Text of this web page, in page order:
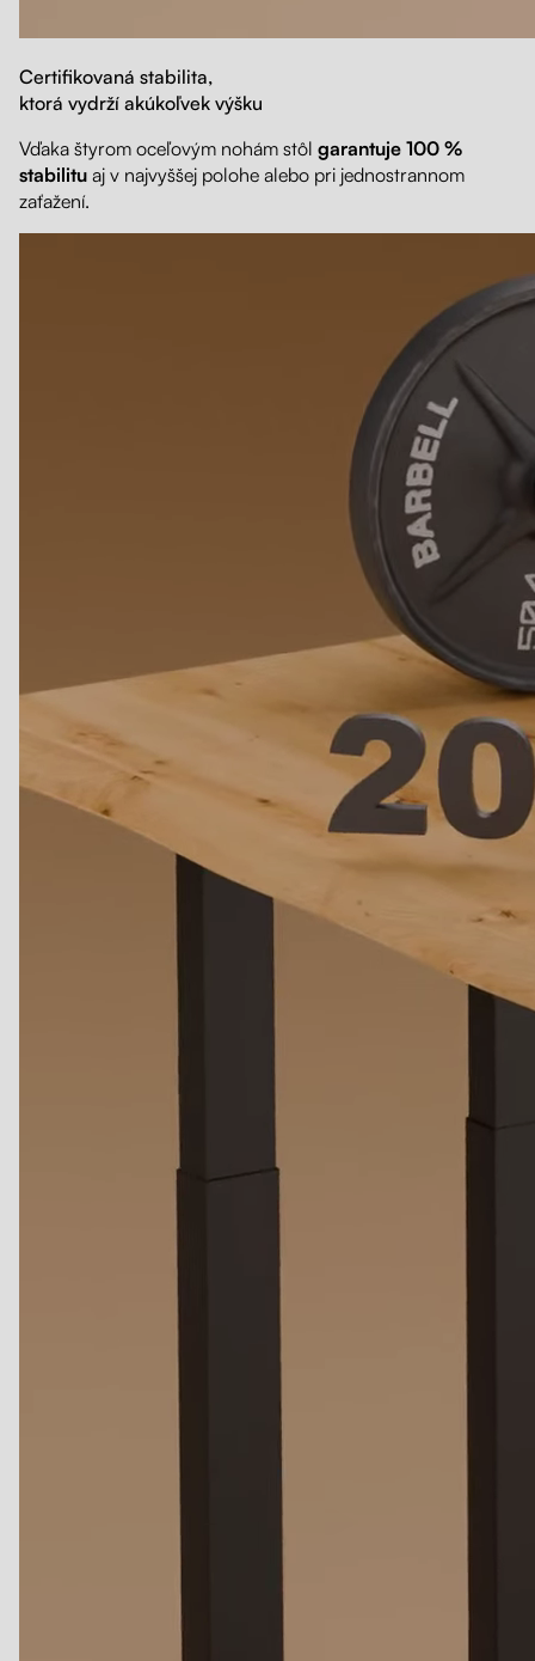
Certifikovaná stabilita,
ktorá vydrží akúkoľvek výšku
Vďaka štyrom oceľovým nohám stôl garantuje 100 %
stabilitu aj v najvyššej polohe alebo pri jednostrannom
zaťažení.